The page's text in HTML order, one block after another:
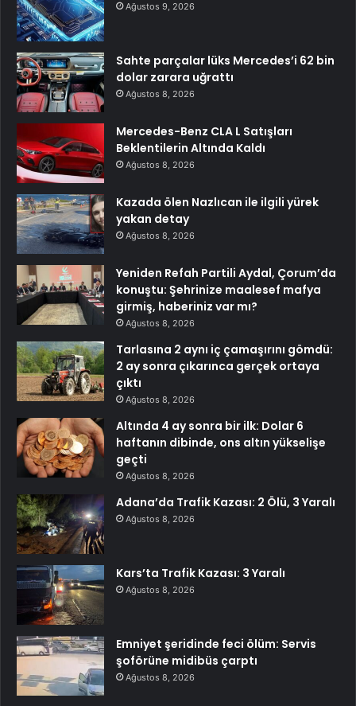
Ağustos 9, 2026
Sahte parçalar lüks Mercedes’i 62 bin
dolar zarara uğrattı
Ağustos 8, 2026
Mercedes-Benz CLA L Satışları
Beklentilerin Altında Kaldı
Ağustos 8, 2026
Kazada ölen Nazlıcan ile ilgili yürek
yakan detay
Ağustos 8, 2026
Yeniden Refah Partili Aydal, Çorum’da
konuştu: Şehrinize maalesef mafya
girmiş, haberiniz var mı?
Ağustos 8, 2026
Tarlasına 2 aynı iç çamaşırını gömdü:
2 ay sonra çıkarınca gerçek ortaya
çıktı
Ağustos 8, 2026
Altında 4 ay sonra bir ilk: Dolar 6
haftanın dibinde, ons altın yükselişe
geçti
Ağustos 8, 2026
Adana’da Trafik Kazası: 2 Ölü, 3 Yaralı
Ağustos 8, 2026
Kars’ta Trafik Kazası: 3 Yaralı
Ağustos 8, 2026
Emniyet şeridinde feci ölüm: Servis
şoförüne midibüs çarptı
Ağustos 8, 2026